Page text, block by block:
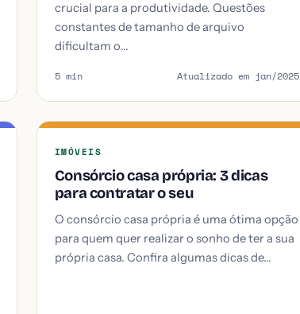
crucial para a produtividade. Questões
constantes de tamanho de arquivo
dificultam o…
5 min Atualizado em jan/2025
IMÓVEIS
Consórcio casa própria: 3 dicas
para contratar o seu
O consórcio casa própria é uma ótima opção
para quem quer realizar o sonho de ter a sua
própria casa. Confira algumas dicas de…